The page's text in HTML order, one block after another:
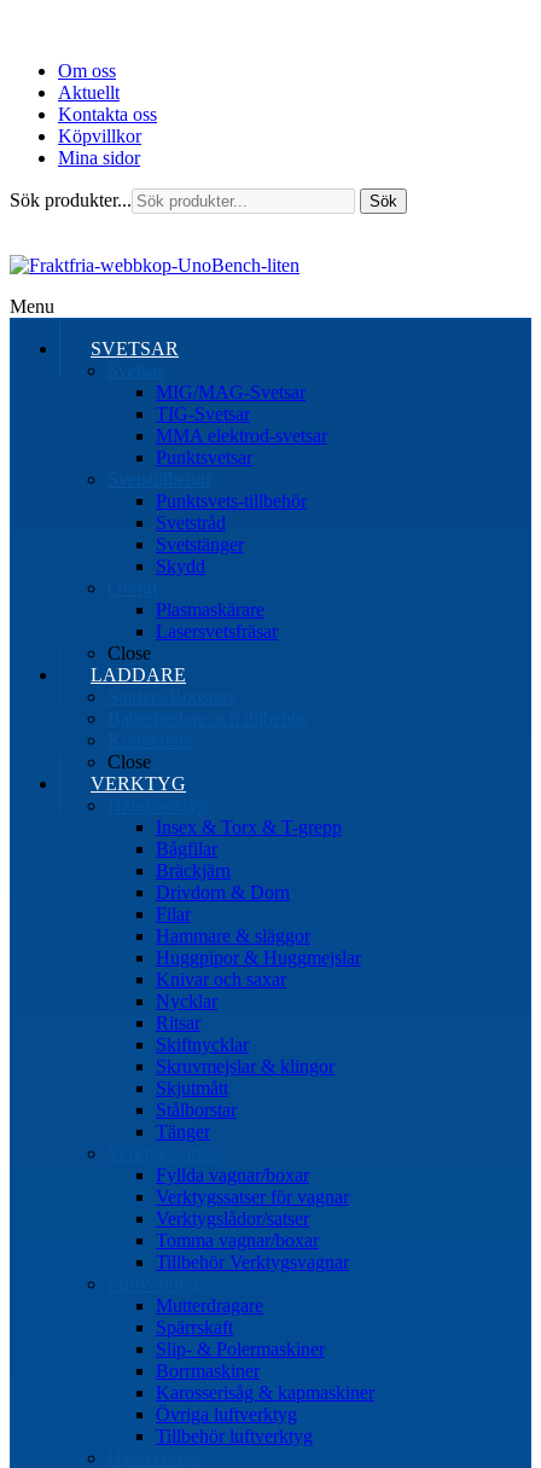
Om oss
Aktuellt
Kontakta oss
Köpvillkor
Mina sidor
Sök produkter... Sök
Menu
SVETSAR
MIG/MAG-Svetsar
TIG-Svetsar
MMA elektrod-svetsar
Punktsvetsar
Punktsvets-tillbehör
Svetstråd
Svetstänger
Skydd
Plasmaskärare
Lasersvetsfräsar
Close
LADDARE
Close
VERKTYG
Insex & Torx & T-grepp
Bågfilar
Bräckjärn
Drivdorn & Dorn
Filar
Hammare & släggor
Huggpipor & Huggmejslar
Knivar och saxar
Nycklar
Ritsar
Skiftnycklar
Skruvmejslar & klingor
Skjutmått
Stålborstar
Tänger
Fyllda vagnar/boxar
Verktygssatser för vagnar
Verktygslådor/satser
Tomma vagnar/boxar
Tillbehör Verktygsvagnar
Mutterdragare
Spärrskaft
Slip- & Polermaskiner
Borrmaskiner
Karosserisåg & kapmaskiner
Övriga luftverktyg
Tillbehör luftverktyg